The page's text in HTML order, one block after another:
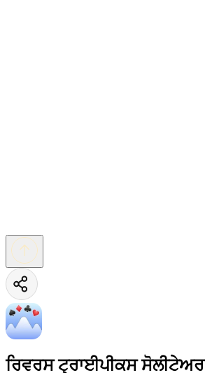
ਰਿਵਰਸ ਟ੍ਰਾਈਪੀਕਸ ਸੋਲੀਟੇਅਰ